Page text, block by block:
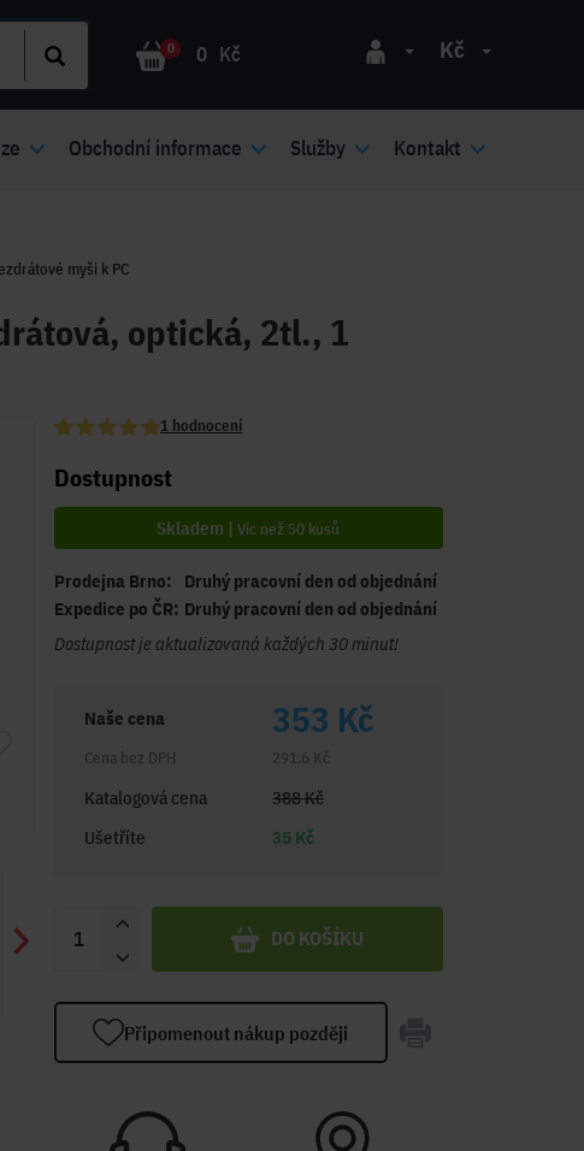
0 0 Kč Kč
Obchodní informace Služby Kontakt
myši k PC
optická, 2tl., 1
1 hodnocení
Dostupnost
Skladem |Víc než 50 kusů
Prodejna Brno:
Druhý pracovní den od objednání
Expedice po ČR: Druhý pracovní den od objednání
Dostupnost je aktualizovaná každých 30 minut!
Naše cena 353 Kč
Cena bez DPH 291.6 Kč
Katalogová cena
388 Kč
Ušetříte
35 Kč
DO KOŠÍKU
Připomenout nákup později